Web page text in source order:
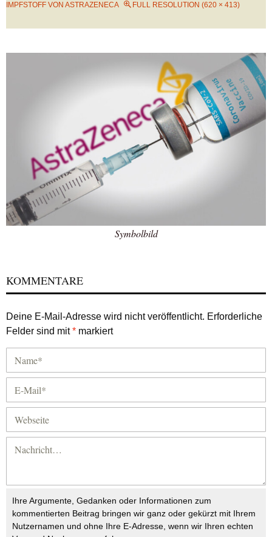
IMPFSTOFF VON ASTRAZENECA
FULL RESOLUTION (620 × 413)
Symbolbild
KOMMENTARE
Deine E-Mail-Adresse wird nicht veröffentlicht. Erforderliche
Felder sind mit* markiert
Ihre Argumente, Gedanken oder Informationen zum
kommentierten Beitrag bringen wir ganz oder gekürzt mit Ihrem
Nutzernamen und ohne Ihre E-Adresse, wenn wir Ihren echten